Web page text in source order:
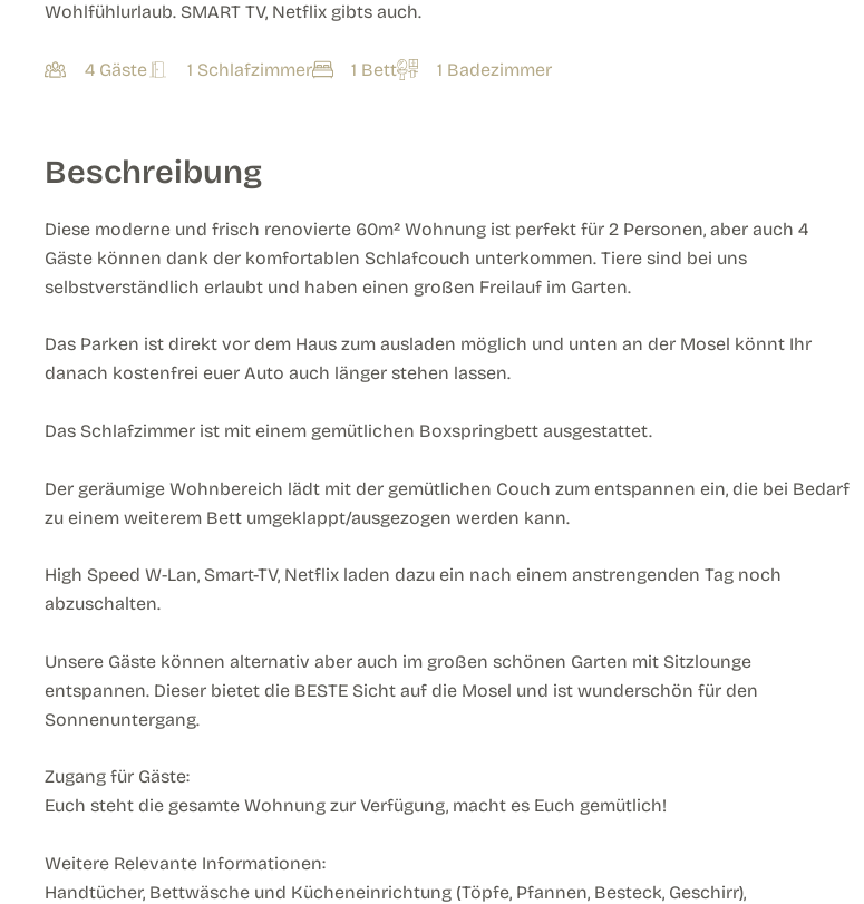
Wohlfühlurlaub. SMART TV, Netflix gibts auch.
4 Gäste 1 Schlafzimmer 1 Bett 1 Badezimmer
Beschreibung
Diese moderne und frisch renovierte 60m² Wohnung ist perfekt für 2 Personen, aber auch 4
Gäste können dank der komfortablen Schlafcouch unterkommen. Tiere sind bei uns
selbstverständlich erlaubt und haben einen großen Freilauf im Garten.
Das Parken ist direkt vor dem Haus zum ausladen möglich und unten an der Mosel könnt Ihr
danach kostenfrei euer Auto auch länger stehen lassen.
Das Schlafzimmer ist mit einem gemütlichen Boxspringbett ausgestattet.
Der geräumige Wohnbereich lädt mit der gemütlichen Couch zum entspannen ein, die bei Bedarf
zu einem weiterem Bett umgeklappt/ausgezogen werden kann.
High Speed W-Lan, Smart-TV, Netflix laden dazu ein nach einem anstrengenden Tag noch
abzuschalten.
Unsere Gäste können alternativ aber auch im großen schönen Garten mit Sitzlounge
entspannen. Dieser bietet die BESTE Sicht auf die Mosel und ist wunderschön für den
Sonnenuntergang.
Zugang für Gäste:
Euch steht die gesamte Wohnung zur Verfügung, macht es Euch gemütlich!
Weitere Relevante Informationen:
Handtücher, Bettwäsche und Kücheneinrichtung (Töpfe, Pfannen, Besteck, Geschirr),